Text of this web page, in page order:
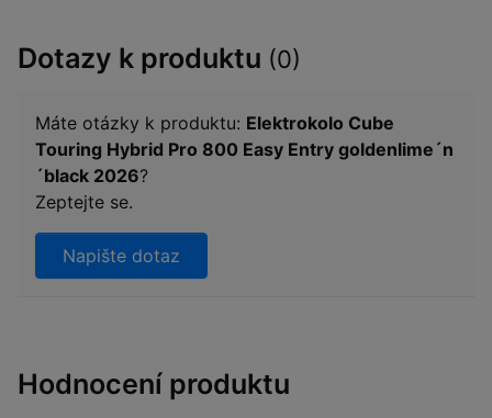
Dotazy k produktu (0)
Máte otázky k produktu: Elektrokolo Cube
Touring Hybrid Pro 800 Easy Entry goldenlime´n
´black 2026?
Zeptejte se.
Napište dotaz
Hodnocení produktu